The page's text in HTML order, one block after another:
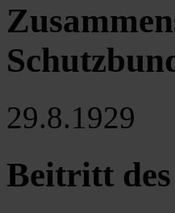
29.8.1929
Beitritt